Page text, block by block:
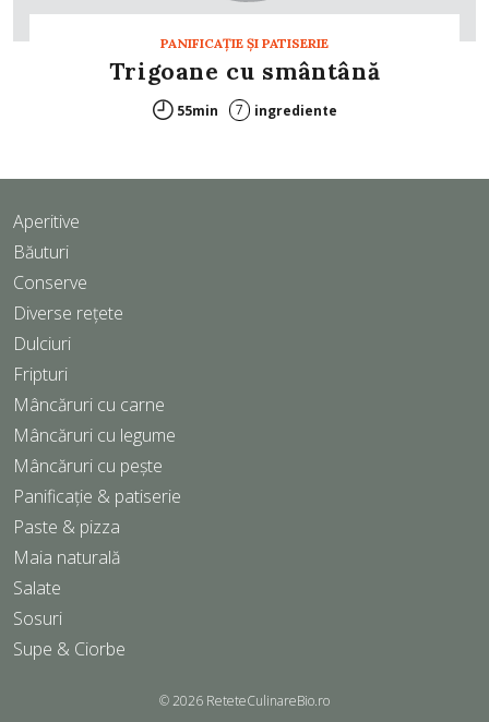
PANIFICAŢIE ŞI PATISERIE
Trigoane cu smântână
55min 7 ingrediente
Aperitive
Băuturi
Conserve
Diverse rețete
Dulciuri
Fripturi
Mâncăruri cu carne
Mâncăruri cu legume
Mâncăruri cu pește
Panificație & patiserie
Paste & pizza
Maia naturală
Salate
Sosuri
Supe & Ciorbe
© 2026 ReteteCulinareBio.ro